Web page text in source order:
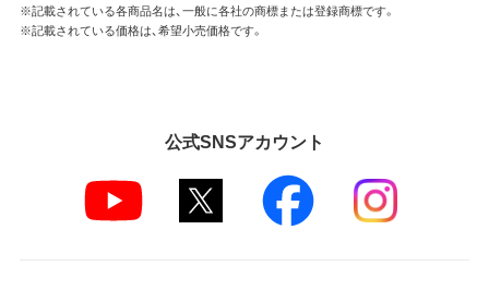
※記載されている各商品名は、一般に各社の商標または登録商標です。
※記載されている価格は、希望小売価格です。
公式SNSアカウント